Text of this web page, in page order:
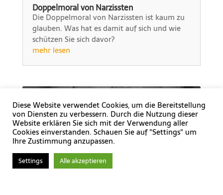
Doppelmoral von Narzissten
Die Doppelmoral von Narzissten ist kaum zu
glauben. Was hat es damit auf sich und wie
schützen Sie sich davor?
mehr lesen
Diese Website verwendet Cookies, um die Bereitstellung
von Diensten zu verbessern. Durch die Nutzung dieser
Website erklären Sie sich mit der Verwendung aller
Cookies einverstanden. Schauen Sie auf "Settings" um
Ihre Zustimmung anzupassen.
Settings Alle akzeptieren